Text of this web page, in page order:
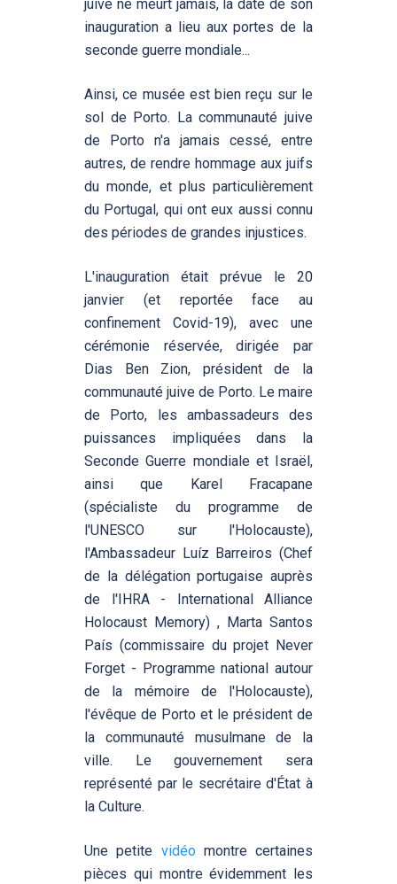
juive ne meurt jamais, la date de son
inauguration a lieu aux portes de la
seconde guerre mondiale...
Ainsi, ce musée est bien reçu sur le
sol de Porto. La communauté juive
de Porto n'a jamais cessé, entre
autres, de rendre hommage aux juifs
du monde, et plus particulièrement
du Portugal, qui ont eux aussi connu
des périodes de grandes injustices.
L'inauguration était prévue le 20
janvier (et reportée face au
confinement Covid-19), avec une
cérémonie réservée, dirigée par
Dias Ben Zion, président de la
communauté juive de Porto. Le maire
de Porto, les ambassadeurs des
puissances impliquées dans la
Seconde Guerre mondiale et Israël,
ainsi que Karel Fracapane
(spécialiste du programme de
l'UNESCO sur l'Holocauste),
l'Ambassadeur Luíz Barreiros (Chef
de la délégation portugaise auprès
de l'IHRA - International Alliance
Holocaust Memory) , Marta Santos
País (commissaire du projet Never
Forget - Programme national autour
de la mémoire de l'Holocauste),
l'évêque de Porto et le président de
la communauté musulmane de la
ville. Le gouvernement sera
représenté par le secrétaire d'État à
la Culture.
Une petite vidéomontre certaines
pièces qui montre évidemment les